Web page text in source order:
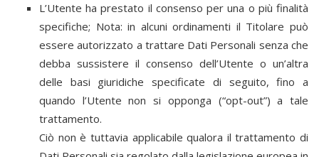
L’Utente ha prestato il consenso per una o più finalità
specifiche; Nota: in alcuni ordinamenti il Titolare può
essere autorizzato a trattare Dati Personali senza che
debba sussistere il consenso dell’Utente o un’altra
delle basi giuridiche specificate di seguito, fino a
quando l’Utente non si opponga (“opt-out”) a tale
trattamento.
Ciò non è tuttavia applicabile qualora il trattamento di